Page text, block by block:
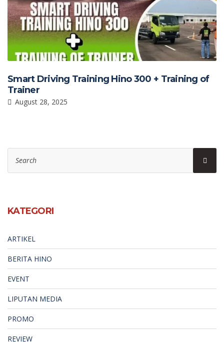
Smart Driving Training Hino 300 + Training of
Trainer
August 28, 2025
for:
KATEGORI
ARTIKEL
BERITA HINO
EVENT
LIPUTAN MEDIA
PROMO
REVIEW